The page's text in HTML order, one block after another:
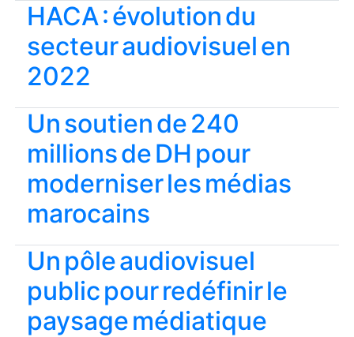
HACA : évolution du
secteur audiovisuel en
2022
Un soutien de 240
millions de DH pour
moderniser les médias
marocains
Un pôle audiovisuel
public pour redéfinir le
paysage médiatique